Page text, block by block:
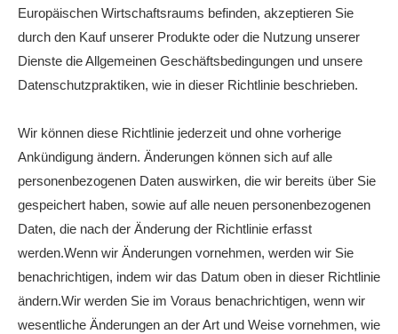
Europäischen Wirtschaftsraums befinden, akzeptieren Sie
durch den Kauf unserer Produkte oder die Nutzung unserer
Dienste die Allgemeinen Geschäftsbedingungen und unsere
Datenschutzpraktiken, wie in dieser Richtlinie beschrieben.
Wir können diese Richtlinie jederzeit und ohne vorherige
Ankündigung ändern. Änderungen können sich auf alle
personenbezogenen Daten auswirken, die wir bereits über Sie
gespeichert haben, sowie auf alle neuen personenbezogenen
Daten, die nach der Änderung der Richtlinie erfasst
werden.Wenn wir Änderungen vornehmen, werden wir Sie
benachrichtigen, indem wir das Datum oben in dieser Richtlinie
ändern.Wir werden Sie im Voraus benachrichtigen, wenn wir
wesentliche Änderungen an der Art und Weise vornehmen, wie